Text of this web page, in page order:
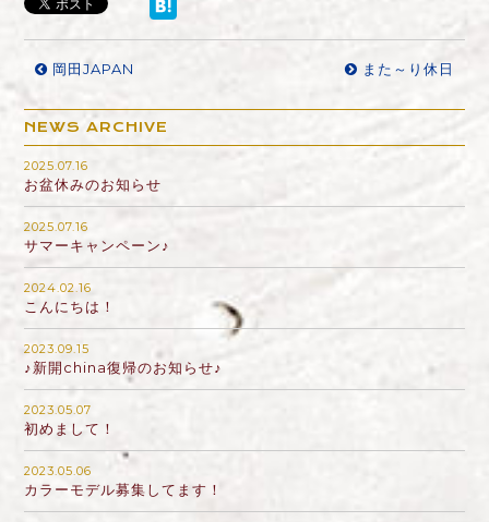
岡田JAPAN また～り休日
NEWS ARCHIVE
2025.07.16
お盆休みのお知らせ
2025.07.16
サマーキャンペーン♪
2024.02.16
こんにちは！
2023.09.15
♪新開china復帰のお知らせ♪
2023.05.07
初めまして！
2023.05.06
カラーモデル募集してます！